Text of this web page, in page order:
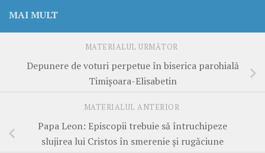
MAI MULT
MATERIALUL URMĂTOR
Depunere de voturi perpetue în biserica parohială
Timișoara-Elisabetin
MATERIALUL ANTERIOR
Papa Leon: Episcopii trebuie să întruchipeze
slujirea lui Cristos în smerenie și rugăciune